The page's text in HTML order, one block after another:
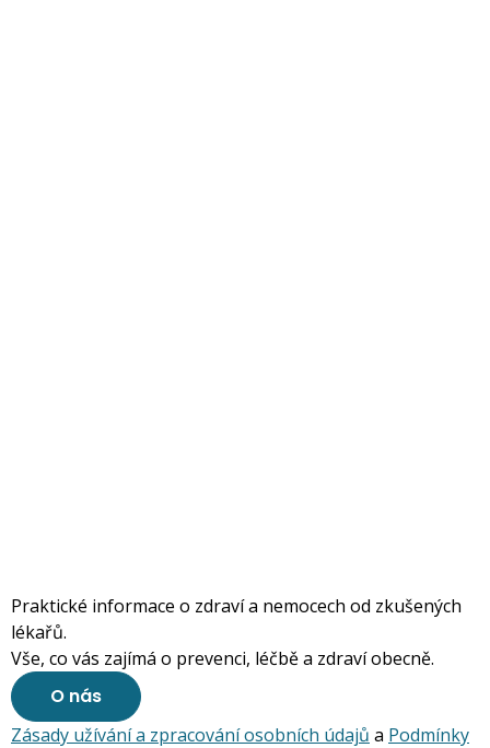
Praktické informace o zdraví a nemocech od zkušených
lékařů.
Vše, co vás zajímá o prevenci, léčbě a zdraví obecně.
O nás
Zásady užívání a zpracování osobních údajů a Podmínky